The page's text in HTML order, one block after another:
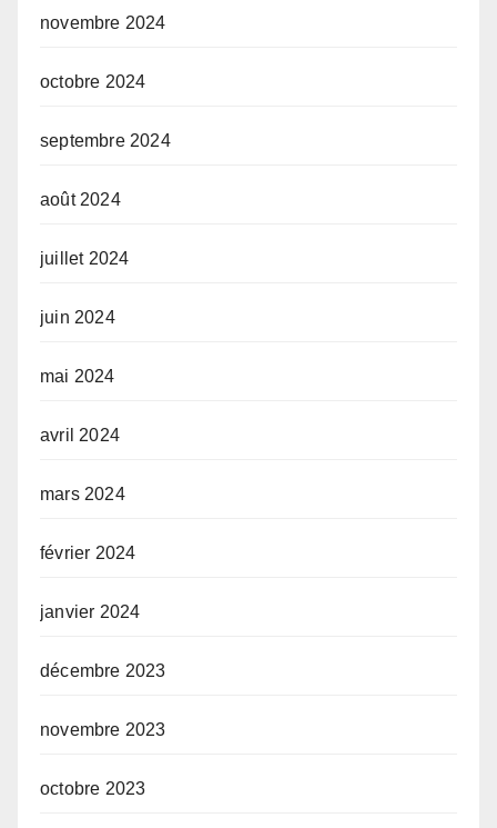
novembre 2024
octobre 2024
septembre 2024
août 2024
juillet 2024
juin 2024
mai 2024
avril 2024
mars 2024
février 2024
janvier 2024
décembre 2023
novembre 2023
octobre 2023